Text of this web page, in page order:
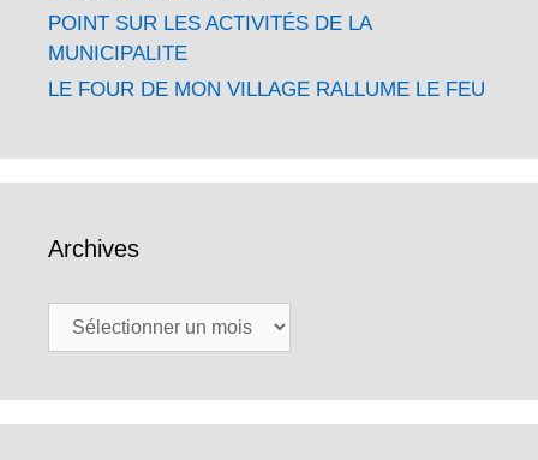
POINT SUR LES ACTIVITÉS DE LA
MUNICIPALITE
LE FOUR DE MON VILLAGE RALLUME LE FEU
Archives
Archives